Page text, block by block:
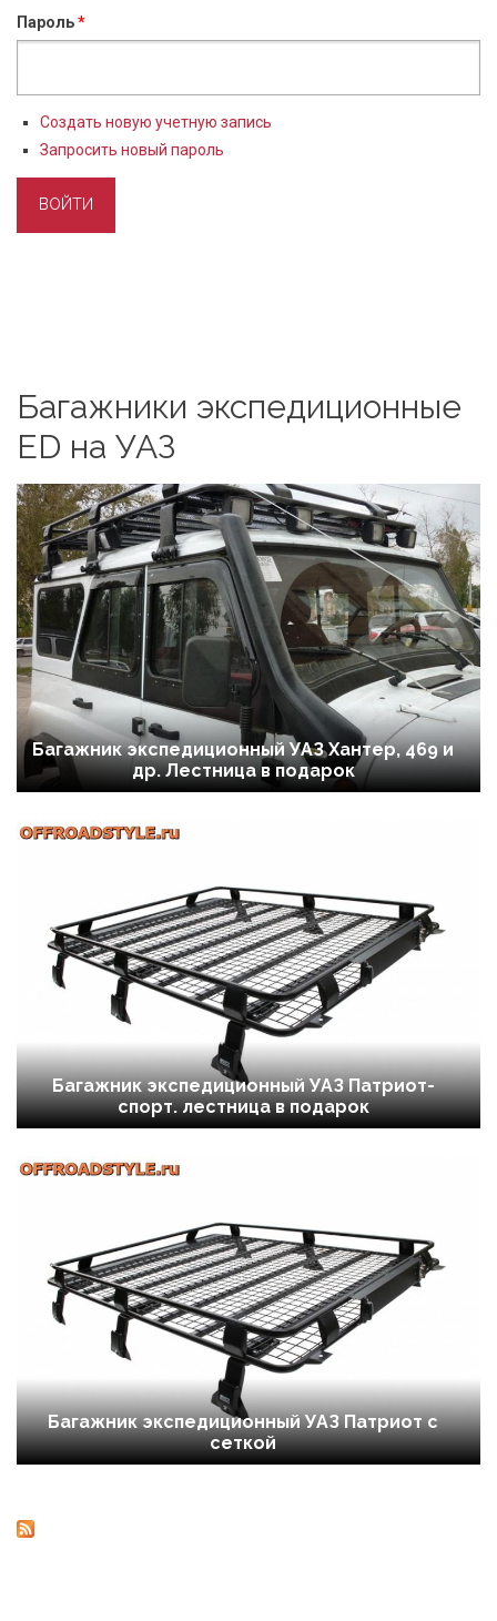
Пароль*
Создать новую учетную запись
Запросить новый пароль
Багажники экспедиционные
ED на УАЗ
Багажник экспедиционный УАЗ Хантер, 469 и
др. Лестница в подарок
Багажник экспедиционный УАЗ Патриот-
спорт. лестница в подарок
Багажник экспедиционный УАЗ Патриот с
сеткой